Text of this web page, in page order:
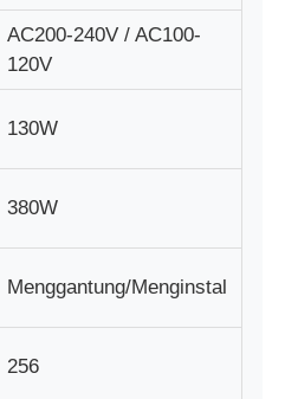
AC200-240V / AC100-
120V
130W
380W
Menggantung/Menginstal
256